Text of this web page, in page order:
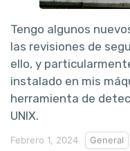
Tengo algunos
las revisiones de
ello, y
instalado en mis
herramienta de
UNIX.
Febrero 1, 2024 General